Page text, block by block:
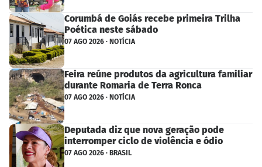
Corumbá de Goiás recebe primeira Trilha
Poética neste sábado
07 AGO 2026 · NOTÍCIA
Feira reúne produtos da agricultura familiar
durante Romaria de Terra Ronca
07 AGO 2026 · NOTÍCIA
Deputada diz que nova geração pode
interromper ciclo de violência e ódio
07 AGO 2026 · BRASIL